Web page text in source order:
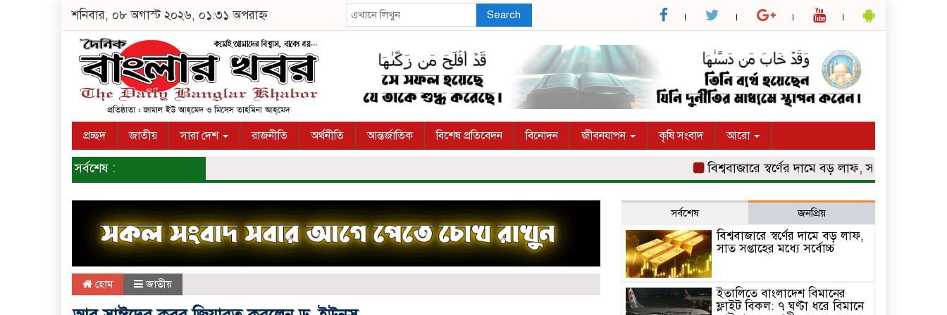
শনিবার, ০৮ অগাস্ট ২০২৬, ০১:৩১ অপরাহ্ন Search
প্রচ্ছদ জাতীয় সারা দেশ রাজনীতি অর্থনীতি আন্তর্জাতিক বিশেষ প্রতিবেদন বিনোদন জীবনযাপন কৃষি সংবাদ আরো
সর্বশেষ : বিশ্ববাজারে স্বর্ণের দামে বড় লাফ, সাত সপ্তাহের মধ্যে
হোম জাতীয়
সর্বশেষ জনপ্রিয়
বিশ্ববাজারে স্বর্ণের দামে বড় লাফ,
সাত সপ্তাহের মধ্যে সর্বোচ্চ
ইতালিতে বাংলাদেশ বিমানের
ফ্লাইট বিকল: ৭ ঘণ্টা ধরে বিমানে